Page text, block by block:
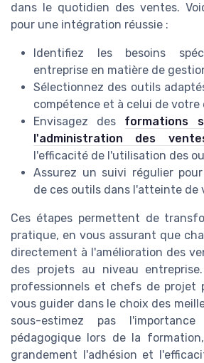
dans le quotidien des ventes.
pour une intégration réussie :
Identifiez les besoins
entreprise en matière de
Sélectionnez des outils
compétence et à celui de votre
Envisagez des formations
l'administration des
l'efficacité de l'utilisation des
Assurez un suivi régulier
de ces outils dans l'atteinte de
Ces étapes permettent de
pratique, en vous assurant que
directement à l'amélioration des
des projets au niveau
professionnels et chefs de projet
vous guider dans le choix des
sous-estimez pas
pédagogique lors de la
grandement l'adhésion et